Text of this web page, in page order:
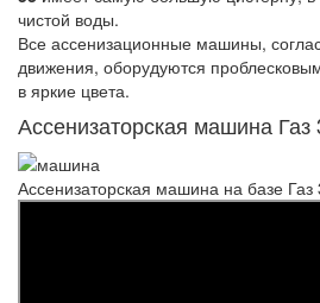
чистой воды.
Все ассенизационные машины,
движения, оборудуются
в яркие цвета.
Ассенизаторская машина Газ
Ассенизаторская машина на базе Газ